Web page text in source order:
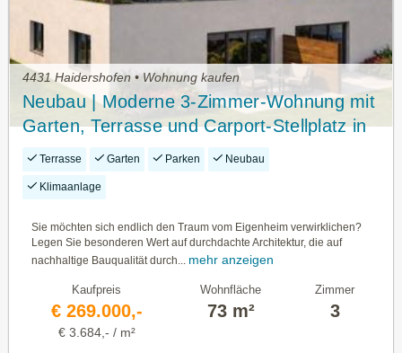
4431 Haidershofen • Wohnung kaufen
Neubau | Moderne 3-Zimmer-Wohnung mit
Garten, Terrasse und Carport-Stellplatz in
Sonniger Lage!
Terrasse Garten Parken Neubau
Klimaanlage
Sie möchten sich endlich den Traum vom Eigenheim verwirklichen?
Legen Sie besonderen Wert auf durchdachte Architektur, die auf
nachhaltige Bauqualität durch...
mehr anzeigen
Kaufpreis
€ 269.000,-
€ 3.684,- / m²
Wohnfläche
73 m²
Zimmer
3